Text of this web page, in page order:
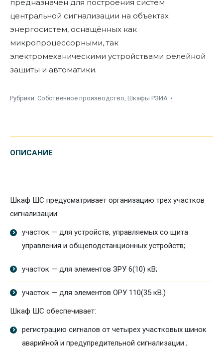
предназначен для построения систем
центральной сигнализации на объектах
энергосистем, оснащённых как
микропроцессорными, так
электромеханическими устройствами релейной
защиты и автоматики.
Рубрики: Собственное производство, Шкафы РЗИА
ОПИСАНИЕ
Шкаф ШС предусматривает организацию трех участков
сигнализации:
участок — для устройств, управляемых со щита
управления и общеподстанционных устройств;
участок — для элементов ЗРУ 6(10) кВ;
участок — для элементов ОРУ 110(35 кВ.)
Шкаф ШС обеспечивает:
регистрацию сигналов от четырех участковых шинок
аварийной и предупредительной сигнализации ;